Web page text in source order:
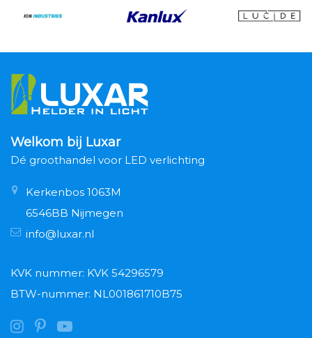
Welkom bij Luxar
Dé groothandel voor LED verlichting
Kerkenbos 1063M
6546BB Nijmegen
info@luxar.nl
KVK nummer: KVK 54296579
BTW-nummer: NL001861710B75